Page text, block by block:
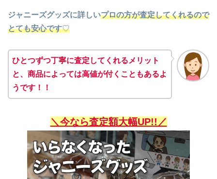
ジャニーズグッズに詳しいプロの方が査定してくれるので
とても安心です♡
ひとつずつ丁寧に査定してくれるメリット
と、商品によっては高値が付くこともあるよ
うです！！
＼今なら査定額大幅UP!!／